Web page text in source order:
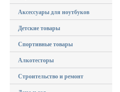
Аксессуары для ноутбуков
Детские товары
Спортивные товары
Алкотесторы
Строительство и ремонт